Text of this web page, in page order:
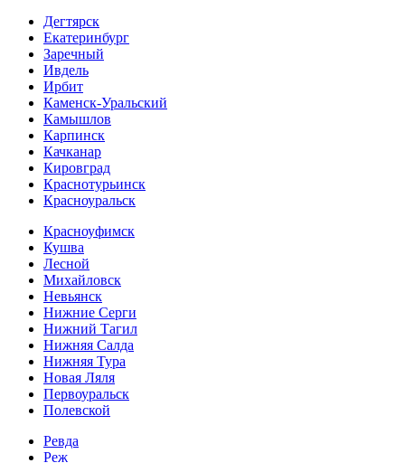
Дегтярск
Екатеринбург
Заречный
Ивдель
Ирбит
Каменск-Уральский
Камышлов
Карпинск
Качканар
Кировград
Краснотурьинск
Красноуральск
Красноуфимск
Кушва
Лесной
Михайловск
Невьянск
Нижние Серги
Нижний Тагил
Нижняя Салда
Нижняя Тура
Новая Ляля
Первоуральск
Полевской
Ревда
Реж